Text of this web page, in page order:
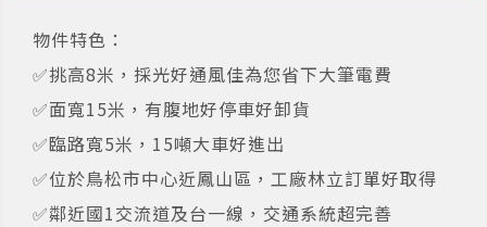
物件特色：
✅挑高8米，採光好通風佳為您省下大筆電費
✅面寬15米，有腹地好停車好卸貨
✅臨路寬5米，15噸大車好進出
✅位於鳥松市中心近鳳山區，工廠林立訂單好取得
✅鄰近國1交流道及台一線，交通系統超完善